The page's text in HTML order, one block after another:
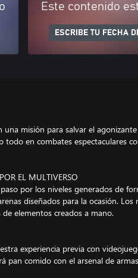
Este contenido
ESCRIBE TU FECHA
misión para salvar el
todo en combates espectaculares
EL MULTIVERSO
por los niveles generados de
diseñados para la ocasión. Los
elementos creados a mano.
experiencia previa con
pan comido con el arsenal de